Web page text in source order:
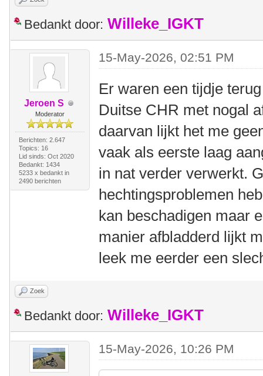
Bedankt door: Willeke_IGKT
Jeroen S
Moderator
Berichten: 2.647
Topics: 16
Lid sinds: Oct 2020
Bedankt: 1434
5233 x bedankt in
2490 berichten
15-May-2026, 02:51 PM
Er waren een tijdje
Duitse CHR met nogal
daarvan lijkt het me
vaak als eerste laag
in nat verder verwerkt.
hechtingsproblemen
kan beschadigen maar
manier afbladderd lijkt
leek me eerder een
Zoek
Bedankt door: Willeke_IGKT
15-May-2026, 10:26 PM